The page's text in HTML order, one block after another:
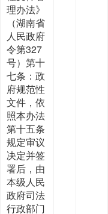
理办法》
（湖南省
人民政府
令第327
号）第十
七条：政
府规范性
文件，依
照本办法
第十五条
规定审议
决定并签
署后，由
本级人民
政府司法
行政部门